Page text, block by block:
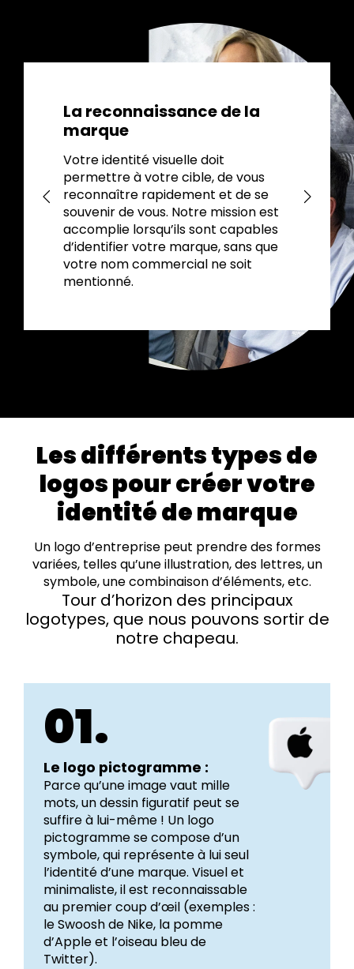
La reconnaissance de la
marque
Votre identité visuelle doit
permettre à votre cible, de vous
reconnaître rapidement et de se
souvenir de vous. Notre mission est
accomplie lorsqu’ils sont capables
d’identifier votre marque, sans que
votre nom commercial ne soit
mentionné.
Les différents types de
logos pour créer votre
identité de marque
Un logo d’entreprise peut prendre des formes
variées, telles qu’une illustration, des lettres, un
symbole, une combinaison d’éléments, etc.
Tour d’horizon des principaux
logotypes, que nous pouvons sortir de
notre chapeau.
01.
Le logo pictogramme :
Parce qu’une image vaut mille
mots, un dessin figuratif peut se
suffire à lui-même ! Un logo
pictogramme se compose d’un
symbole, qui représente à lui seul
l’identité d’une marque. Visuel et
minimaliste, il est reconnaissable
au premier coup d’œil (exemples :
le Swoosh de Nike, la pomme
d’Apple et l’oiseau bleu de
Twitter).